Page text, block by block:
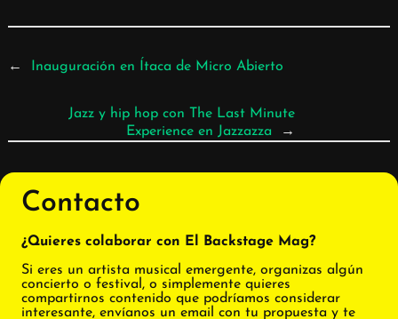
← Inauguración en Ítaca de Micro Abierto
Jazz y hip hop con The Last Minute
Experience en Jazzazza
→
Contacto
¿Quieres colaborar con El Backstage Mag?
Si eres un artista musical emergente, organizas algún
concierto o festival, o simplemente quieres
compartirnos contenido que podríamos considerar
interesante, envíanos un email con tu propuesta y te